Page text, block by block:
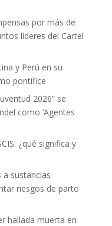
por más de
líderes del Cartel
y Perú en su
pontífice
2026” se
como ‘Agentes
¿qué significa y
sustancias
riesgos de parto
hallada muerta en